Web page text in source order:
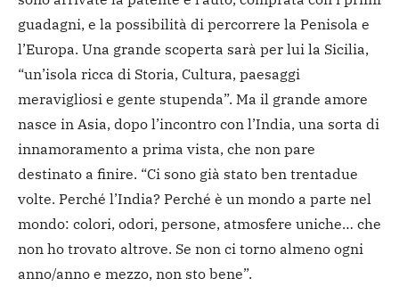
guadagni, e la possibilità di percorrere la Penisola e
l’Europa. Una grande scoperta sarà per lui la Sicilia,
“un’isola ricca di Storia, Cultura, paesaggi
meravigliosi e gente stupenda”. Ma il grande amore
nasce in Asia, dopo l’incontro con l’India, una sorta di
innamoramento a prima vista, che non pare
destinato a finire. “Ci sono già stato ben trentadue
volte. Perché l’India? Perché è un mondo a parte nel
mondo: colori, odori, persone, atmosfere uniche… che
non ho trovato altrove. Se non ci torno almeno ogni
anno/anno e mezzo, non sto bene”.